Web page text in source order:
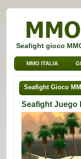
Seafight gioco
MMO ITALIA
GIOCHI BROWSER
GIOCHI MMO DI
Seafight Gioco
Seafight Juego